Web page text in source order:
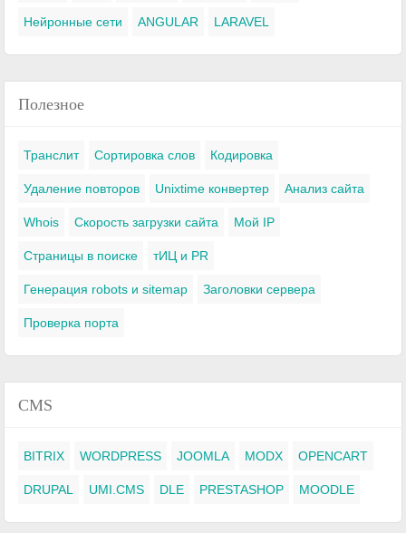
Нейронные сети ANGULAR LARAVEL
Полезное
Транслит Сортировка слов Кодировка
Удаление повторов Unixtime конвертер Анализ сайта
Whois Скорость загрузки сайта Мой IP
Страницы в поиске тИЦ и PR
Генерация robots и sitemap Заголовки сервера
Проверка порта
CMS
BITRIX WORDPRESS JOOMLA MODX OPENCART
DRUPAL UMI.CMS DLE PRESTASHOP MOODLE